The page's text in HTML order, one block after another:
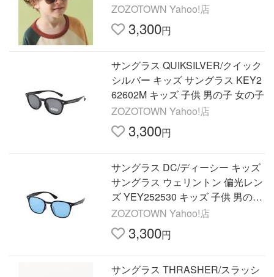
ZOZOTOWN Yahoo!店
3,300円
サングラス QUIKSILVER/クイック
シルバー キッズ サングラス KEY2
62602M キッズ 子供 男の子 女の子
ZOZOTOWN Yahoo!店
3,300円
サングラス DC/ディーシー キッズ
サングラス ウェリントン 偏光レン
ズ YEY252530 キッズ 子供 男の子
女の子
ZOZOTOWN Yahoo!店
3,300円
サングラス THRASHER/スラッシ